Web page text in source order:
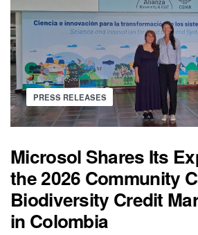
PRESS RELEASES
Microsol Shares Its
the 2026 Community
Biodiversity Credit
in Colombia